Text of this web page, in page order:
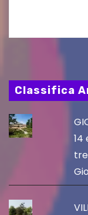
Classifica
14